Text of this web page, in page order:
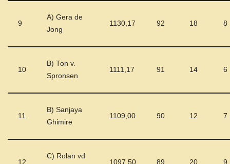
9
A) Gera de
Jong
1130,17 92 18 8
10
B) Ton v.
Spronsen
1111,17 91 14 6
11
B) Sanjaya
Ghimire
1109,00 90 12 7
12
C) Rolan vd
1097,50
89 20 9